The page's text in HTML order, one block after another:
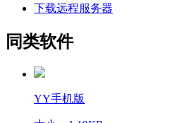
下载远程服务器
同类软件
YY手机版